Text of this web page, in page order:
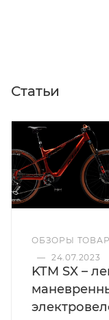
Статьи
ОБЗОРЫ
— 24.07.2023
KTM SX –